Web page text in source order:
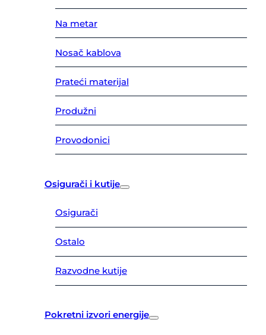
Na metar
Nosač kablova
Prateći materijal
Produžni
Provodonici
Osigurači i kutije
Osigurači
Ostalo
Razvodne kutije
Pokretni izvori energije